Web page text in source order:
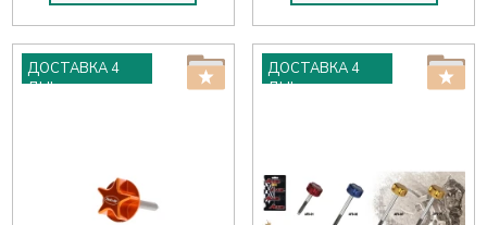
ДОСТАВКА 4
ДНІ
ДОСТАВКА 4
ДНІ